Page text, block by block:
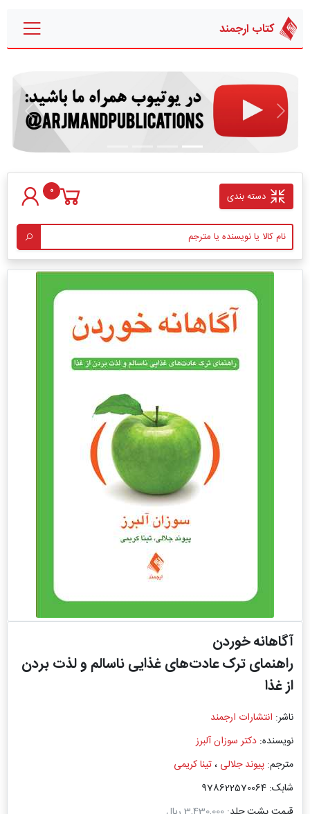
کتاب ارجمند
قبلی بعدی
دسته بندی 0
آگاهانه خوردن
راهنمای ترک عادت‌های غذایی ناسالم و لذت بردن
از غذا
ناشر: انتشارات ارجمند
نویسنده: دکتر سوزان آلبرز
مترجم: پیوند جلالی ،تینا کریمی
شابک: 978622570064